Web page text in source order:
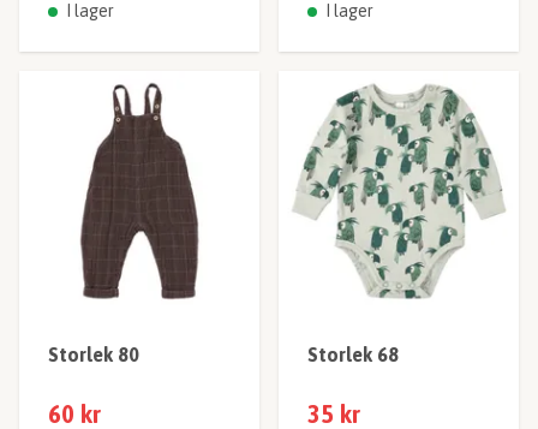
I lager I lager
Storlek 80
60 kr
Storlek 68
35 kr